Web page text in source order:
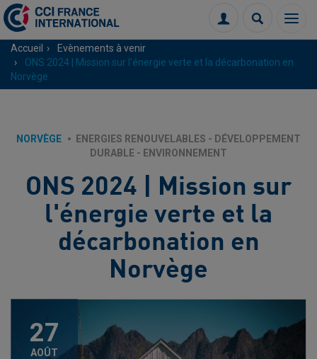
Menu
Connexion
Accueil
Evènements à venir
ONS 2024 | Mission sur l'énergie verte et la décarbonation en
Norvège
NORVÈGE
ENERGIES RENOUVELABLES - DÉVELOPPEMENT
DURABLE - ENVIRONNEMENT
ONS 2024 | Mission sur
l'énergie verte et la
décarbonation en
Norvège
27
AOÛT